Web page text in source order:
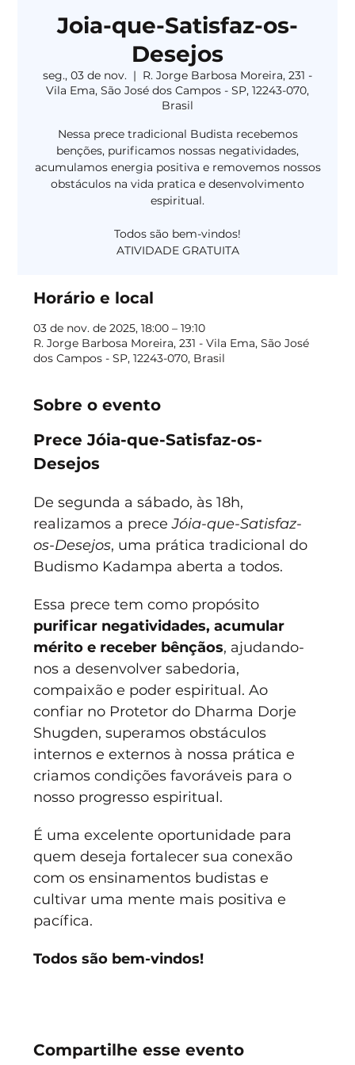
Joia-que-Satisfaz-os-
Desejos
seg., 03 de nov.
  |
R. Jorge Barbosa Moreira, 231 -
Vila Ema, São José dos Campos - SP, 12243-070,
Brasil
Nessa prece tradicional Budista recebemos
benções, purificamos nossas negatividades,
acumulamos energia positiva e removemos nossos
obstáculos na vida pratica e desenvolvimento
espiritual.
Todos são bem-vindos!
ATIVIDADE GRATUITA
Horário e local
03 de nov. de 2025, 18:00 – 19:10
R. Jorge Barbosa Moreira, 231 - Vila Ema, São José
dos Campos - SP, 12243-070, Brasil
Sobre o evento
Prece Jóia-que-Satisfaz-os-
Desejos
De segunda a sábado, às 18h,
realizamos a prece Jóia-que-Satisfaz-
os-Desejos, uma prática tradicional do
Budismo Kadampa aberta a todos.
Essa prece tem como propósito
purificar negatividades, acumular
mérito e receber bênçãos, ajudando-
nos a desenvolver sabedoria,
compaixão e poder espiritual. Ao
confiar no Protetor do Dharma Dorje
Shugden, superamos obstáculos
internos e externos à nossa prática e
criamos condições favoráveis para o
nosso progresso espiritual.
É uma excelente oportunidade para
quem deseja fortalecer sua conexão
com os ensinamentos budistas e
cultivar uma mente mais positiva e
pacífica.
Todos são bem-vindos!
Compartilhe esse evento